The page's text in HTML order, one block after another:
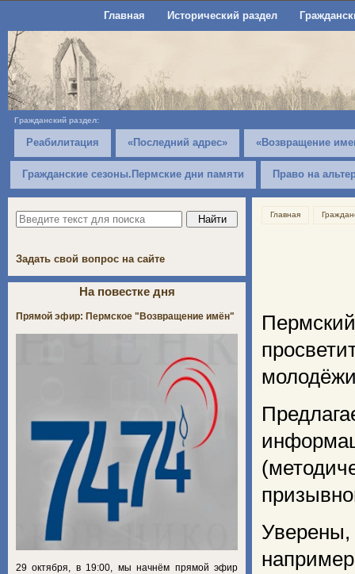
Главная Исторический раздел
Гражданский раздел:
Реабилитация «Последний адрес» «Возвращение
Гражданские сезоны.Пермские дни памяти Право на
Главная
Задать свой вопрос на сайте
На повестке дня
Прямой эфир: Пермское "Возвращение имён"
29 октября, в 19:00, мы начнём прямой эфир